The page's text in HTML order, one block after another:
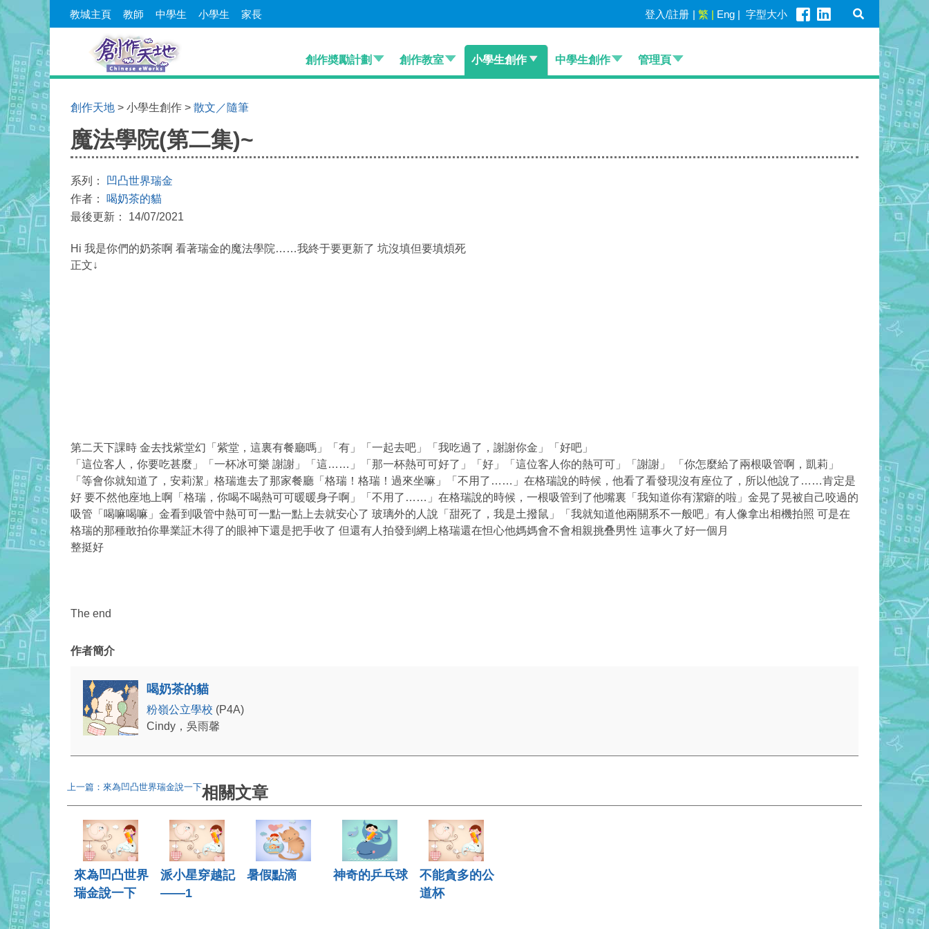
教城主頁 教師 中學生 小學生 家長 登入/註册 | 繁 | Eng | 字型大小
創作奬勵計劃 創作教室 小學生創作 中學生創作 管理頁
創作天地 > 小學生創作 > 散文／隨筆
魔法學院(第二集)~
系列：
凹凸世界瑞金
作者： 喝奶茶的貓
最後更新： 14/07/2021
Hi 我是你們的奶茶啊 看著瑞金的魔法學院……我終于要更新了 坑沒填但要填煩死
正文↓
第二天下課時 金去找紫堂幻「紫堂，這裏有餐廳嗎」「有」「一起去吧」「我吃過了，謝謝你金」「好吧」
「這位客人，你要吃甚麼」「一杯冰可樂 謝謝」「這……」「那一杯熱可可好了」「好」「這位客人你的熱可可」「謝謝」 「你怎麼給了兩根吸管啊，凱莉」
「等會你就知道了，安莉潔」格瑞進去了那家餐廳「格瑞！格瑞！過來坐嘛」「不用了……」在格瑞說的時候，他看了看發現沒有座位了，所以他說了……肯定是
好 要不然他座地上啊「格瑞，你喝不喝熱可可暖暖身子啊」「不用了……」在格瑞說的時候，一根吸管到了他嘴裏「我知道你有潔癖的啦」金晃了晃被自己咬過的
吸管「喝嘛喝嘛」金看到吸管中熱可可一點一點上去就安心了 玻璃外的人說「甜死了，我是土撥鼠」「我就知道他兩關系不一般吧」有人像拿出相機拍照 可是在
格瑞的那種敢拍你畢業証木得了的眼神下還是把手收了 但還有人拍發到網上格瑞還在怛心他媽媽會不會相親挑叠男性 這事火了好一個月
整挺好
The end
作者簡介
喝奶茶的貓
粉嶺公立學校 (P4A)
Cindy，吳雨馨
上一篇：來為凹凸世界瑞金說一下相關文章
來為凹凸世界
瑞金說一下
派小星穿越記
——1
暑假點滴 神奇的乒乓球
不能貪多的公
道杯